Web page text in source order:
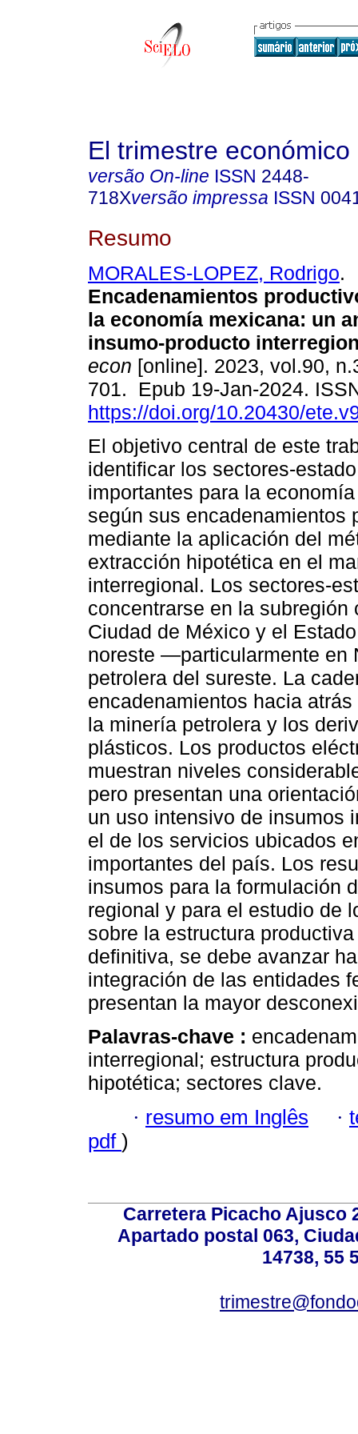
El trimestre económico
versão On-line ISSN 2448-
718Xversão impressa ISSN
Resumo
MORALES-LOPEZ, Rodrigo.
Encadenamientos
la economía mexicana: un
insumo-producto
econ [online]. 2023, vol.90,
701. Epub 19-Jan-2024.
https://doi.org/10.20430/
El objetivo central de este
identificar los sectores-
importantes para la
según sus encadenamientos
mediante la aplicación del
extracción hipotética en el
interregional. Los sectores-
concentrarse en la
Ciudad de México y el
noreste ―particularmente en
petrolera del sureste. La
encadenamientos hacia
la minería petrolera y los
plásticos. Los productos
muestran niveles
pero presentan una
un uso intensivo de insumos
el de los servicios ubicados
importantes del país. Los
insumos para la formulación
regional y para el estudio de
sobre la estructura
definitiva, se debe avanzar
integración de las entidades
presentan la mayor
Palavras-chave :
interregional; estructura
hipotética; sectores clave.
· resumo em Inglês ·
pdf )
Carretera Picacho Ajusco
Apartado postal 063,
14738, 55